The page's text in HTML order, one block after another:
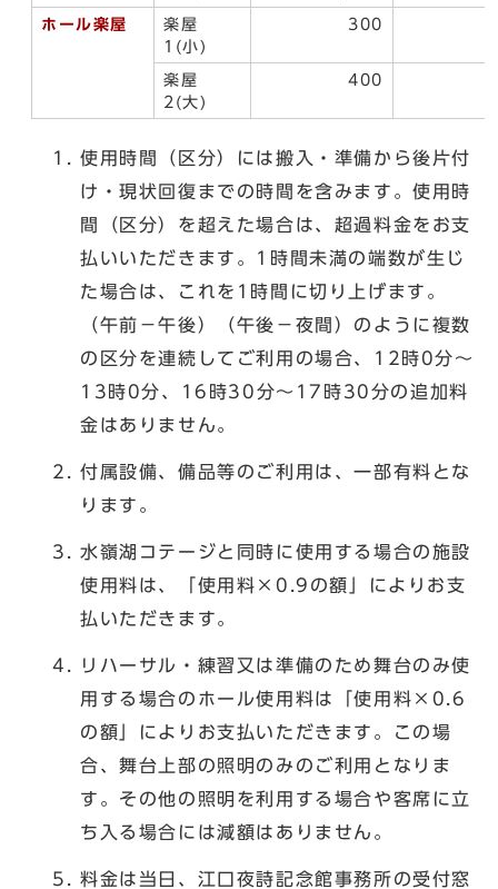
ホール楽屋
楽屋
1(小)
300
楽屋
2(大)
400
使用時間（区分）には搬入・準備から後片付
け・現状回復までの時間を含みます。使用時
間（区分）を超えた場合は、超過料金をお支
払いいただきます。1時間未満の端数が生じ
た場合は、これを1時間に切り上げます。
（午前－午後）（午後－夜間）のように複数
の区分を連続してご利用の場合、12時0分～
13時0分、16時30分～17時30分の追加料
金はありません。
付属設備、備品等のご利用は、一部有料とな
ります。
水嶺湖コテージと同時に使用する場合の施設
使用料は、「使用料×0.9の額」によりお支
払いただきます。
リハーサル・練習又は準備のため舞台のみ使
用する場合のホール使用料は「使用料×0.6
の額」によりお支払いただきます。この場
合、舞台上部の照明のみのご利用となりま
す。その他の照明を利用する場合や客席に立
ち入る場合には減額はありません。
料金は当日、江口夜詩記念館事務所の受付窓